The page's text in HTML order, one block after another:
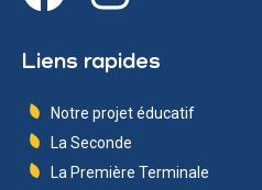
Liens rapides
Notre projet éducatif
La Seconde
La Première Terminale